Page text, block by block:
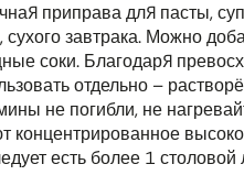
приправа для пасты,
сухого завтрака. Можно
соки. Благодаря
отдельно –
не погибли, не
концентрированное
есть более 1